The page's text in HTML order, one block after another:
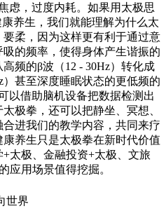
虑，过度内耗。如果用太极思
养生，我们就能理解为什么太
柔，因为这样更有利于通过意
的频率，使得身体产生谐振的
频的β波（12 - 30Hz）转化成
）甚至深度睡眠状态的更低频的
以借助脑机设备把数据检测出
极拳，还可以把静坐、冥想、
进我们的教学内容，共同来疗
养生只是太极拳在新时代价值
太极、金融投资+太极、文旅
应用场景值得挖掘。
世界